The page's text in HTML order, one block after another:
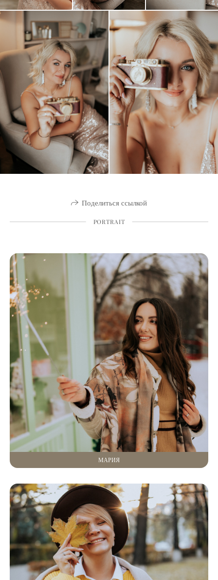
Поделиться ссылкой
PORTRAIT
МАРИЯ